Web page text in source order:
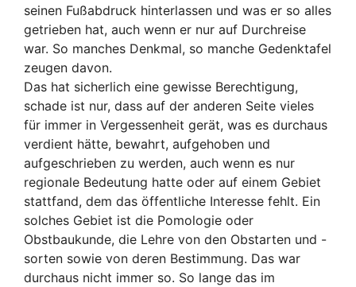
seinen Fußabdruck hinterlassen und was er so alles
getrieben hat, auch wenn er nur auf Durchreise
war. So manches Denkmal, so manche Gedenktafel
zeugen davon.
Das hat sicherlich eine gewisse Berechtigung,
schade ist nur, dass auf der anderen Seite vieles
für immer in Vergessenheit gerät, was es durchaus
verdient hätte, bewahrt, aufgehoben und
aufgeschrieben zu werden, auch wenn es nur
regionale Bedeutung hatte oder auf einem Gebiet
stattfand, dem das öffentliche Interesse fehlt. Ein
solches Gebiet ist die Pomologie oder
Obstbaukunde, die Lehre von den Obstarten und -
sorten sowie von deren Bestimmung. Das war
durchaus nicht immer so. So lange das im